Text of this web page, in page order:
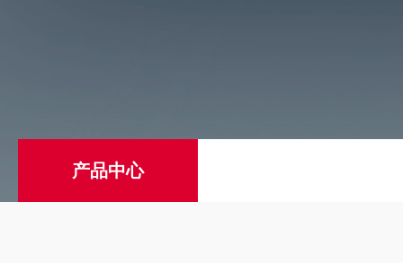
产品中心